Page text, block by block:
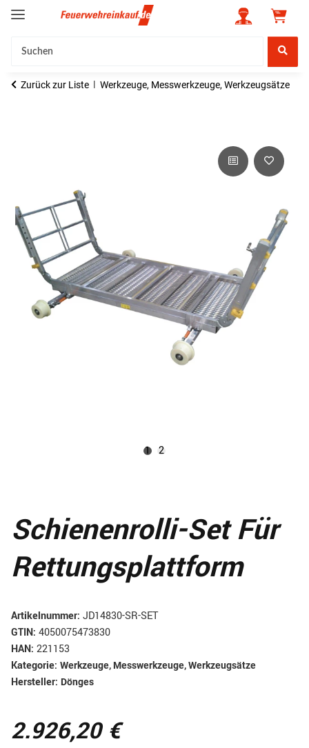
Zurück zur Liste Werkzeuge, Messwerkzeuge, Werkzeugsätze
1 2
Schienenrolli-Set Für
Rettungsplattform
Artikelnummer: JD14830-SR-SET
GTIN: 4050075473830
HAN: 221153
Kategorie: Werkzeuge, Messwerkzeuge, Werkzeugsätze
Hersteller: Dönges
2.926,20 €